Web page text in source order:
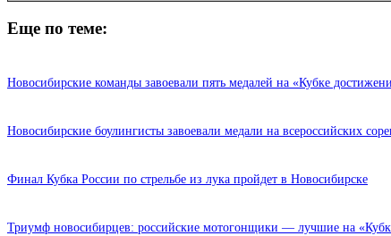
Еще по теме:
Новосибирские команды завоевали пять медалей на «Кубке
Новосибирские боулингисты завоевали медали на всероссийских
Финал Кубка России по стрельбе из лука пройдет в Новосибирске
Триумф новосибирцев: российские мотогонщики — лучшие на